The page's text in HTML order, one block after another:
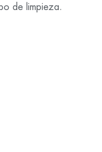
de limpieza.